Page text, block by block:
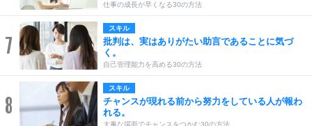
仕事の成長が早くなる30の方法
7
スキル
批判は、実はありがたい助言であることに気づ
く。
自己管理能力を高める30の方法
8
スキル
チャンスが現れる前から努力をしている人が報わ
れる。
大事な場面でチャンスをつかむ30の方法